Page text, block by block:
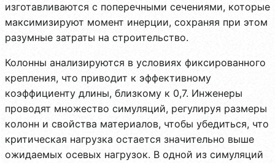
изготавливаются с поперечными сечениями, которые
максимизируют момент инерции, сохраняя при этом
разумные затраты на строительство.
Колонны анализируются в условиях фиксированного
крепления, что приводит к эффективному
коэффициенту длины, близкому к 0,7. Инженеры
проводят множество симуляций, регулируя размеры
колонн и свойства материалов, чтобы убедиться, что
критическая нагрузка остается значительно выше
ожидаемых осевых нагрузок. В одной из симуляций